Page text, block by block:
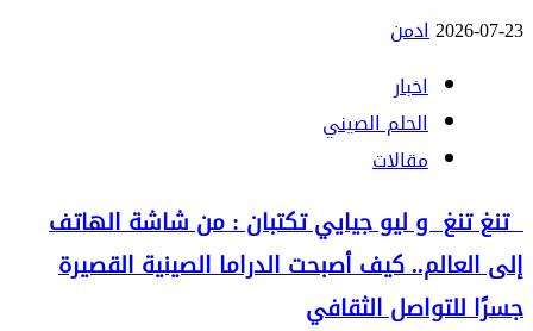
2026-07-23ادمن
اخبار
الحلم الصيني
مقالات
تنغ تنغ و ليو جيايي تكتبان : من شاشة الهاتف
إلى العالم.. كيف أصبحت الدراما الصينية القصيرة
جسرًا للتواصل الثقافي